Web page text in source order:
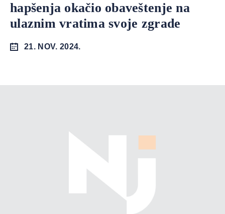
hapšenja okačio obaveštenje na
ulaznim vratima svoje zgrade
21. NOV. 2024.